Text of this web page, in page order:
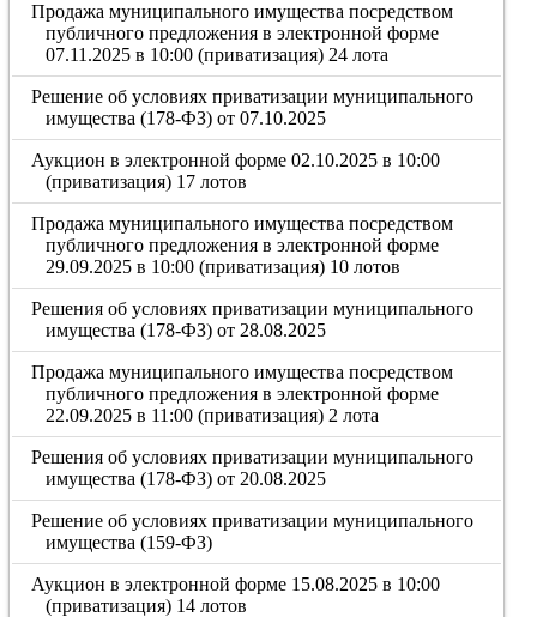
Продажа муниципального имущества посредством
публичного предложения в электронной форме
07.11.2025 в 10:00 (приватизация) 24 лота
Решение об условиях приватизации муниципального
имущества (178-ФЗ) от 07.10.2025
Аукцион в электронной форме 02.10.2025 в 10:00
(приватизация) 17 лотов
Продажа муниципального имущества посредством
публичного предложения в электронной форме
29.09.2025 в 10:00 (приватизация) 10 лотов
Решения об условиях приватизации муниципального
имущества (178-ФЗ) от 28.08.2025
Продажа муниципального имущества посредством
публичного предложения в электронной форме
22.09.2025 в 11:00 (приватизация) 2 лота
Решения об условиях приватизации муниципального
имущества (178-ФЗ) от 20.08.2025
Решение об условиях приватизации муниципального
имущества (159-ФЗ)
Аукцион в электронной форме 15.08.2025 в 10:00
(приватизация) 14 лотов